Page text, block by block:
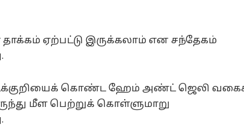
ஏற்பட்டு இருக்கலாம் என சந்தேகம்
கொண்ட ஹேம் அண்ட் ஜெலி
மீள பெற்றுக் கொள்ளுமாறு